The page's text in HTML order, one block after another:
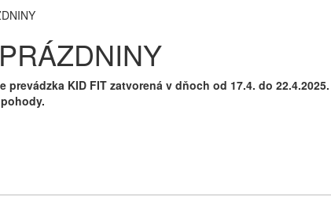
KID FIT zatvorená v dňoch od 17.4. do